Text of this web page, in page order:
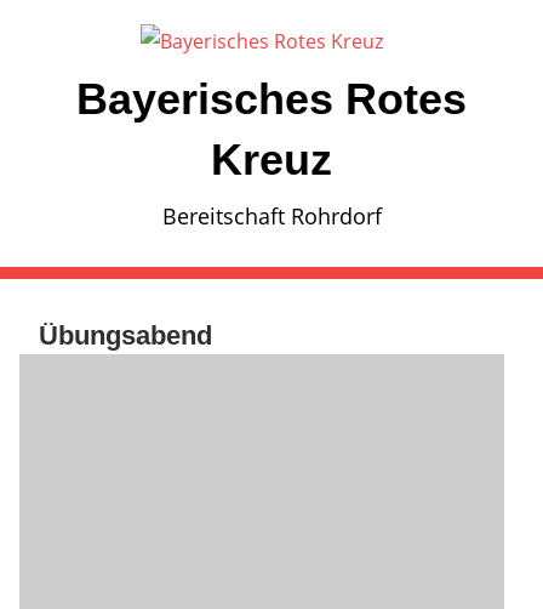
springenBayerisches Rotes
Kreuz
Bereitschaft Rohrdorf
Übungsabend